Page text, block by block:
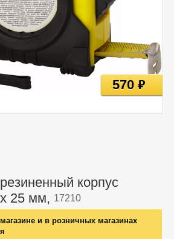
корпус
25 мм, 17210
и в розничных магазинах
570руб